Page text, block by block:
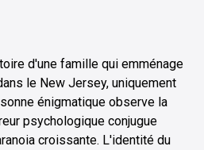
d'une famille qui emménage
le New Jersey, uniquement
énigmatique observe la
psychologique conjugue
croissante. L'identité du